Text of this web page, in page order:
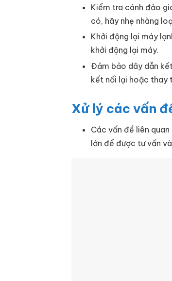
Kiểm tra cánh đảo
có, hãy nhẹ nhàng
Khởi động lại máy
khởi động lại máy.
Đảm bảo dây dẫn
kết nối lại hoặc thay
Xử lý các vấn
Các vấn đề liên
lớn để được tư vấn